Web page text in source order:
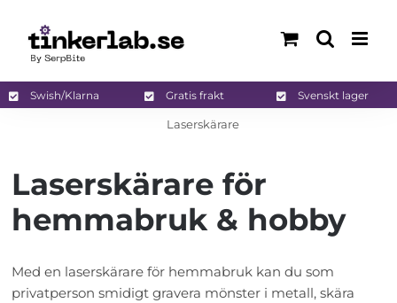
innehållet
Swish/Klarna Gratis frakt Svenskt lager
Laserskärare
Laserskärare för
hemmabruk & hobby
Med en laserskärare för hemmabruk kan du som
privatperson smidigt gravera mönster i metall, skära